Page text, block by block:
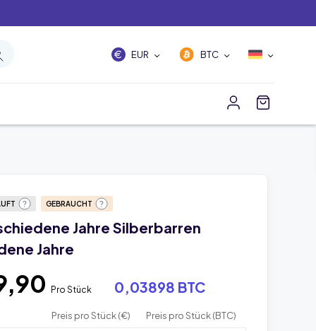
EUR BTC
GEBRAUCHT
Jahre Silberbarren
Jahre
Pro Stück 0,03898 BTC
Preis pro Stück (€) Preis pro Stück (BTC)